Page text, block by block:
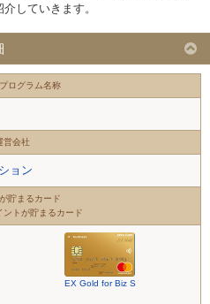
していきます。
ログラム名称
営会社
ョン
貯まるカード
ントが貯まるカード
EX Gold for Biz S